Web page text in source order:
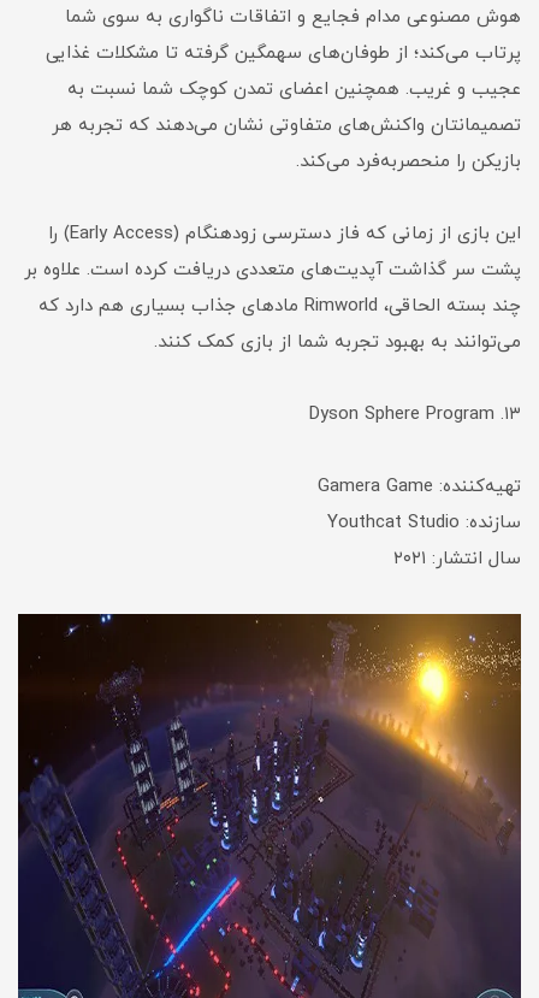
هوش مصنوعی مدام فجایع و اتفاقات ناگواری به سوی شما
پرتاب می‌کند؛ از طوفان‌های سهمگین گرفته تا مشکلات غذایی
عجیب و غریب. همچنین اعضای تمدن کوچک شما نسبت به
تصمیمانتان واکنش‌های متفاوتی نشان می‌دهند که تجربه هر
بازیکن را منحصر‌به‌فرد می‌کند.
این بازی از زمانی که فاز دسترسی زودهنگام (Early Access) را
پشت سر گذاشت آپدیت‌های متعددی دریافت کرده است. علاوه بر
چند بسته الحاقی، Rimworld مادهای جذاب بسیاری هم دارد که
می‌توانند به بهبود تجربه شما از بازی کمک کنند.
۱۳. Dyson Sphere Program
تهیه‌کننده: Gamera Game
سازنده: Youthcat Studio
سال انتشار: ۲۰۲۱